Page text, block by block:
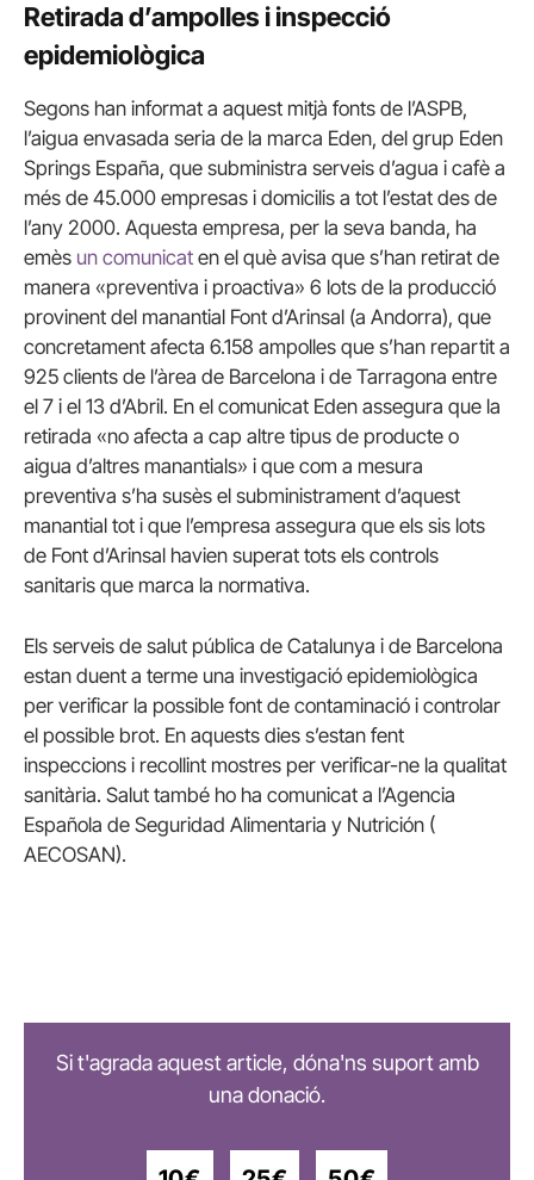
Retirada d’ampolles i inspecció
epidemiològica
Segons han informat a aquest mitjà fonts de l’ASPB,
l’aigua envasada seria de la marca Eden, del grup Eden
Springs España, que subministra serveis d’agua i cafè a
més de 45.000 empresas i domicilis a tot l’estat des de
l’any 2000. Aquesta empresa, per la seva banda, ha
emès un comunicat en el què avisa que s’han retirat de
manera «preventiva i proactiva» 6 lots de la producció
provinent del manantial Font d’Arinsal (a Andorra), que
concretament afecta 6.158 ampolles que s’han repartit a
925 clients de l’àrea de Barcelona i de Tarragona entre
el 7 i el 13 d’Abril. En el comunicat Eden assegura que la
retirada «no afecta a cap altre tipus de producte o
aigua d’altres manantials» i que com a mesura
preventiva s’ha susès el subministrament d’aquest
manantial tot i que l’empresa assegura que els sis lots
de Font d’Arinsal havien superat tots els controls
sanitaris que marca la normativa.
Els serveis de salut pública de Catalunya i de Barcelona
estan duent a terme una investigació epidemiològica
per verificar la possible font de contaminació i controlar
el possible brot. En aquests dies s’estan fent
inspeccions i recollint mostres per verificar-ne la qualitat
sanitària. Salut també ho ha comunicat a l’Agencia
Española de Seguridad Alimentaria y Nutrición (
AECOSAN).
Si t'agrada aquest article, dóna'ns suport amb
una donació.